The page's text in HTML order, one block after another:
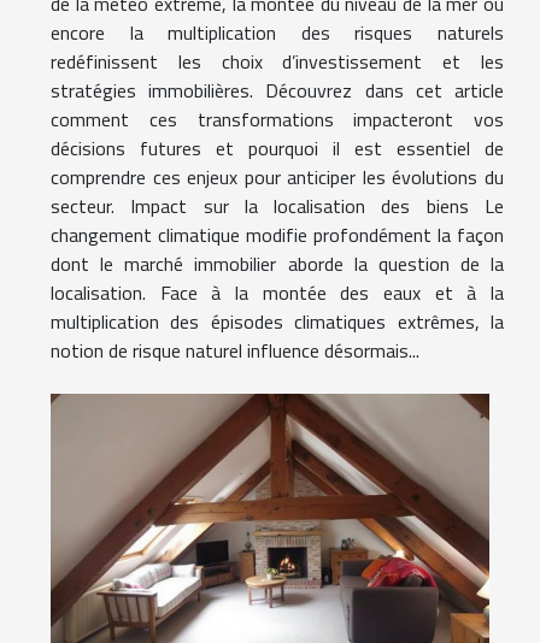
encore la multiplication des risques naturels
redéfinissent les choix d’investissement et les
stratégies immobilières. Découvrez dans cet article
comment ces transformations impacteront vos
décisions futures et pourquoi il est essentiel de
comprendre ces enjeux pour anticiper les évolutions du
secteur. Impact sur la localisation des biens Le
changement climatique modifie profondément la façon
dont le marché immobilier aborde la question de la
localisation. Face à la montée des eaux et à la
multiplication des épisodes climatiques extrêmes, la
notion de risque naturel influence désormais...